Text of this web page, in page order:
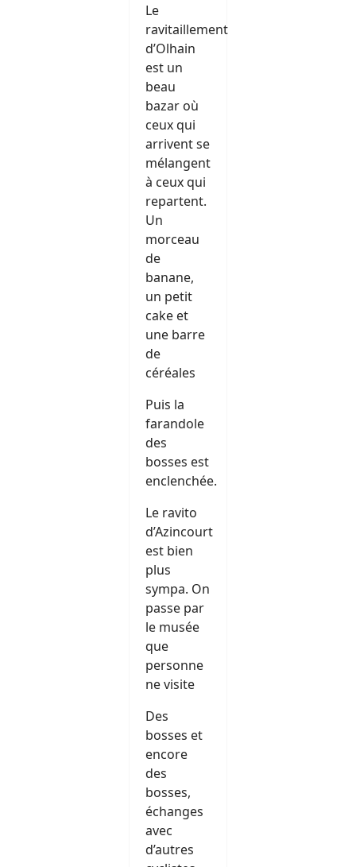
Le
ravitaillement
d’Olhain
est un
beau
bazar où
ceux qui
arrivent se
mélangent
à ceux qui
repartent.
Un
morceau
de
banane,
un petit
cake et
une barre
de
céréales
Puis la
farandole
des
bosses est
enclenchée.
Le ravito
d’Azincourt
est bien
plus
sympa. On
passe par
le musée
que
personne
ne visite
Des
bosses et
encore
des
bosses,
échanges
avec
d’autres